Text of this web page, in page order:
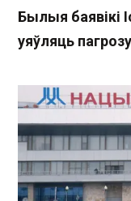
Былыя баявікі
уяўляць пагрозу